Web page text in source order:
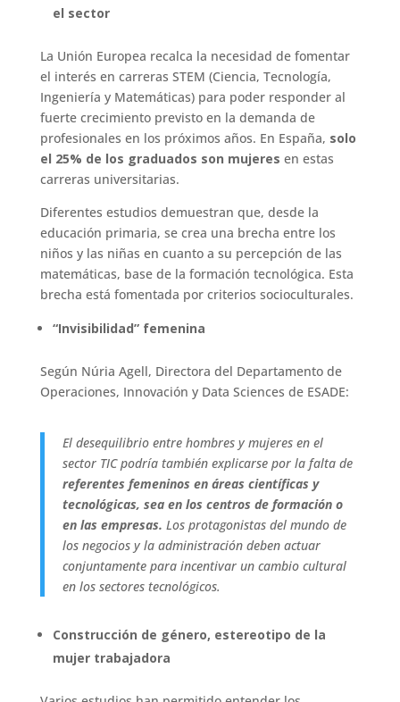
el sector
La Unión Europea recalca la necesidad de fomentar
el interés en carreras STEM (Ciencia, Tecnología,
Ingeniería y Matemáticas) para poder responder al
fuerte crecimiento previsto en la demanda de
profesionales en los próximos años. En España, solo
el 25% de los graduados son mujeres en estas
carreras universitarias.
Diferentes estudios demuestran que, desde la
educación primaria, se crea una brecha entre los
niños y las niñas en cuanto a su percepción de las
matemáticas, base de la formación tecnológica. Esta
brecha está fomentada por criterios socioculturales.
“Invisibilidad” femenina
Según Núria Agell, Directora del Departamento de
Operaciones, Innovación y Data Sciences de ESADE:
El desequilibrio entre hombres y mujeres en el
sector TIC podría también explicarse por la falta de
referentes femeninos en áreas científicas y
tecnológicas, sea en los centros de formación o
en las empresas. Los protagonistas del mundo de
los negocios y la administración deben actuar
conjuntamente para incentivar un cambio cultural
en los sectores tecnológicos.
Construcción de género, estereotipo de la
mujer trabajadora